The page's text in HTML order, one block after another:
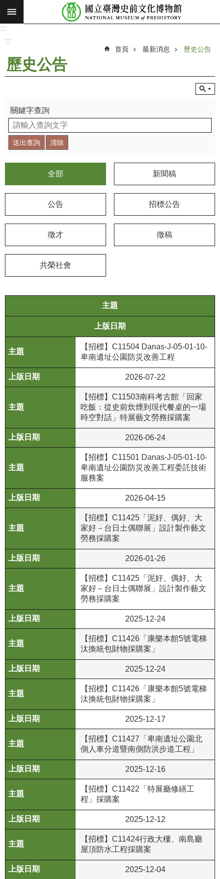
跳到主要內容區塊
搜
願
命
最
新
消
息
觀
覽
認
我
便
服
性
平
區
友
善
措
施
服
信
網
導
R
S
網
資
料
開
宣
隱
私
保
護
:::
:::
首頁 最新消息 歷史公告
歷史公告
關鍵字查詢
全部 新聞稿
公告 招標公告
徵才 徵稿
共榮社會
主題
上版日期
【招標】C11504 Danas-J-05-01-10-
卑南遺址公園防災改善工程
2026-07-22
【招標】C11503南科考古館「回家
吃飯：從史前炊煙到現代餐桌的一場
時空對話」特展藝文勞務採購案
2026-06-24
【招標】C11501 Danas-J-05-01-10-
卑南遺址公園防災改善⼯程委託技術
服務案
2026-04-15
【招標】C11425「泥好、偶好、大
家好－台日土偶聯展」設計製作藝文
勞務採購案
2026-01-26
【招標】C11425「泥好、偶好、大
家好－台日土偶聯展」設計製作藝文
勞務採購案
2025-12-24
【招標】C11426「康樂本館5號電梯
汰換統包財物採購案」
2025-12-24
【招標】C11426「康樂本館5號電梯
汰換統包財物採購案」
2025-12-17
【招標】C11427「卑南遺址公園北
側人車分道暨南側防洪步道工程」
2025-12-16
【招標】C11422「特展廳修繕工
程」採購案
2025-12-12
【招標】C11424行政大樓、南島廳
屋頂防水工程採購案
2025-12-04